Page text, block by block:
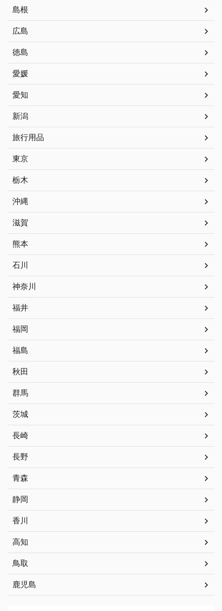
島根
広島
徳島
愛媛
愛知
新潟
旅行用品
東京
栃木
沖縄
滋賀
熊本
石川
神奈川
福井
福岡
福島
秋田
群馬
茨城
長崎
長野
青森
静岡
香川
高知
鳥取
鹿児島